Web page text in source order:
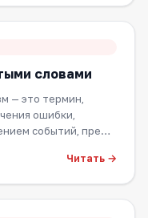
словами
— это термин,
ошибки,
событий, пре…
Читать →